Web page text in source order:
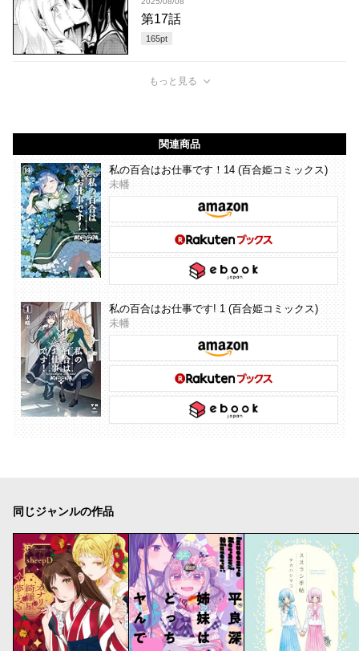
第17話
165pt
もっと見る
関連商品
私の百合はお仕事です！14 (百合姫コミックス)
未幡
私の百合はお仕事です! 1 (百合姫コミックス)
未幡
同じジャンルの作品